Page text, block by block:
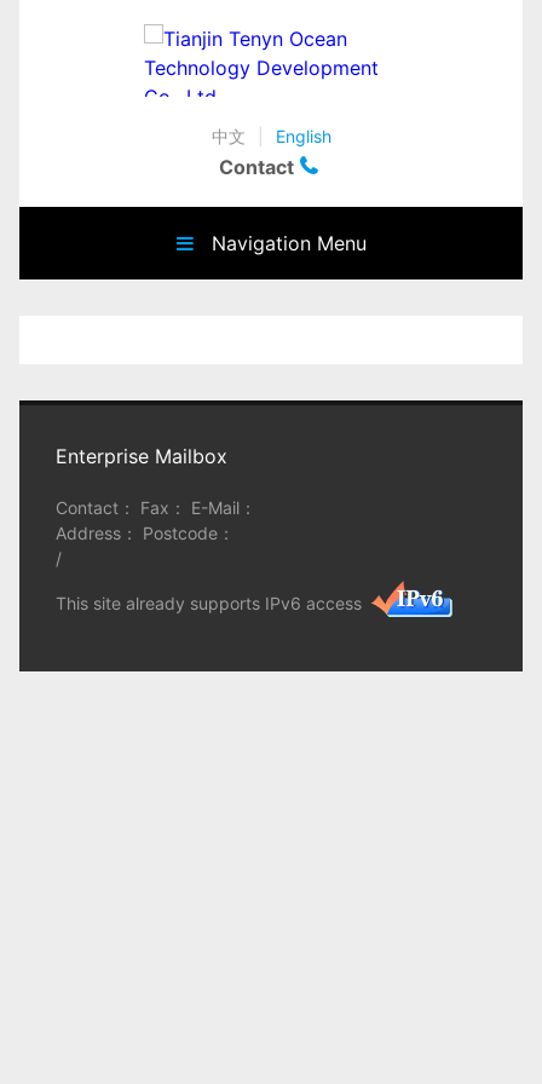
中文 English
Contact
Navigation Menu
Enterprise Mailbox
Contact： Fax： E-Mail：
Address： Postcode：
/
This site already supports IPv6 access